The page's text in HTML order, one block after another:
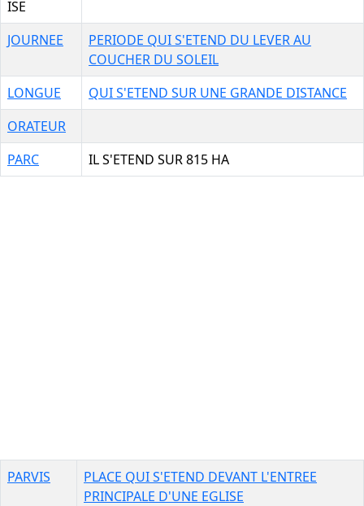
ISE
JOURNEE
PERIODE QUI S'ETEND DU LEVER AU
COUCHER DU SOLEIL
LONGUE
QUI S'ETEND SUR UNE GRANDE DISTANCE
ORATEUR
PARC
IL S'ETEND SUR 815 HA
PARVIS
PLACE QUI S'ETEND DEVANT L'ENTREE
PRINCIPALE D'UNE EGLISE